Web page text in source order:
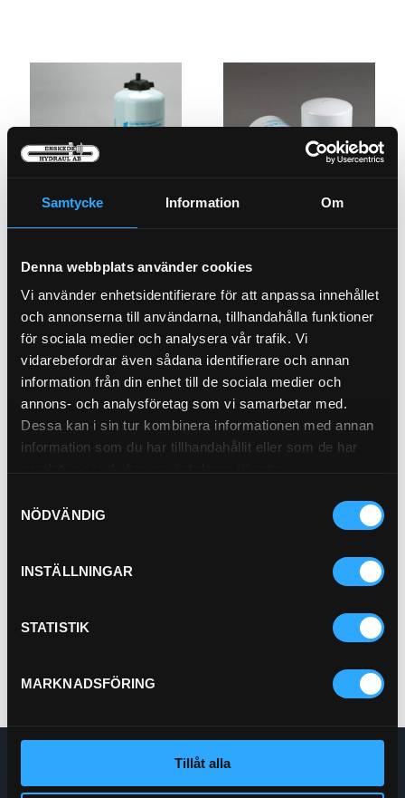
Samtycke Information Om
Denna webbplats använder cookies
Vi använder enhetsidentifierare för att anpassa innehållet
och annonserna till användarna, tillhandahålla funktioner
för sociala medier och analysera vår trafik. Vi
vidarebefordrar även sådana identifierare och annan
information från din enhet till de sociala medier och
annons- och analysföretag som vi samarbetar med.
Dessa kan i sin tur kombinera informationen med annan
information som du har tillhandahållit eller som de har
NÖDVÄNDIG
INSTÄLLNINGAR
STATISTIK
MARKNADSFÖRING
Tillåt alla
Bränslefilter Bajonett
Köp
Pris exkl. 221.00
E-post: Order@enskedehydraul.se